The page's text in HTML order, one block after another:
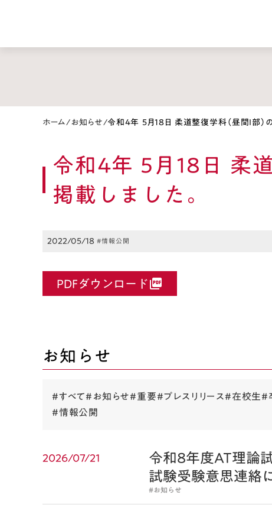
ホーム/お知らせ/令和4年 5月18日 柔道整復学科（昼間Ⅰ部）
令和4年 5月18日 柔
掲載しました。
2022/05/18 #情報公開
PDFダウンロードpicture_as_pdf
お知らせ
#すべて#お知らせ#重要#プレスリリース#在校生#
#情報公開
2026/07/21 令和8年度AT理論
試験受験意思連絡
#お知らせ